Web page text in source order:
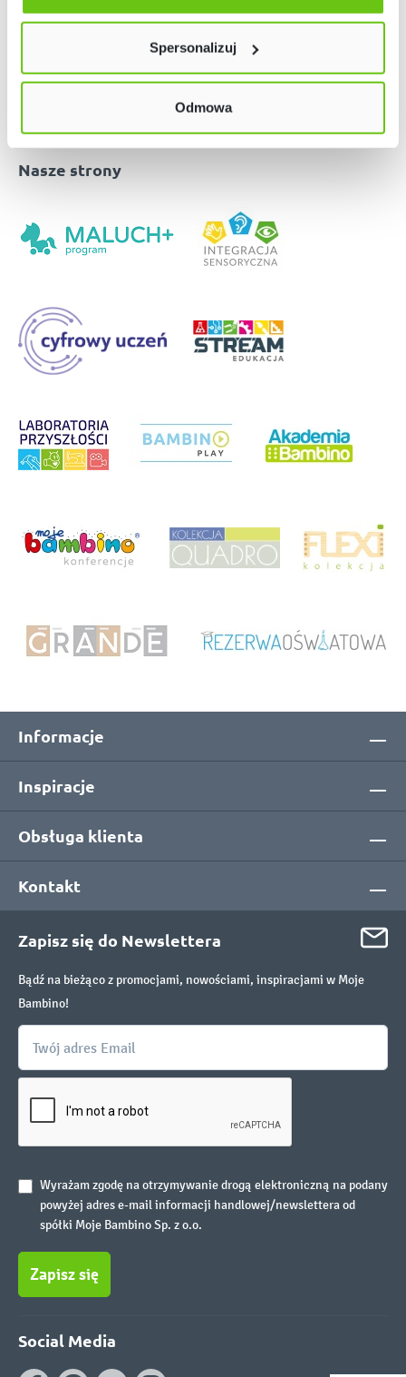
Twój wybór możesz zmienić przez kliknięcie przycisku w
Polityce prywatności
Spersonalizuj
Odmowa
Nasze strony
Informacje
Inspiracje
Obsługa klienta
Kontakt
Zapisz się do Newslettera
Bądź na bieżąco z promocjami, nowościami, inspiracjami w Moje
Bambino!
Wyrażam zgodę na otrzymywanie drogą elektroniczną na podany
powyżej adres e-mail informacji handlowej/newslettera od
spółki Moje Bambino Sp. z o.o.
Zapisz się
Social Media